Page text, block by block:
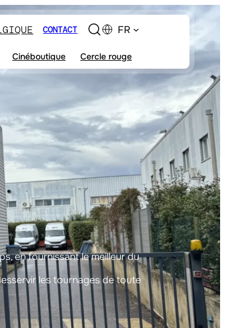
CONTACT FR
Cinéboutique Cercle rouge
en fournissant le meilleur du
les tournages de toute